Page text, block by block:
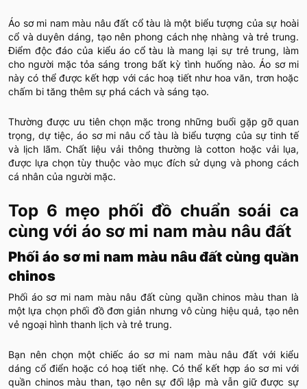
Áo sơ mi nam màu nâu đất cổ tàu là một biểu tượng của sự hoài
cổ và duyên dáng, tạo nên phong cách nhẹ nhàng và trẻ trung.
Điểm độc đáo của kiểu áo cổ tàu là mang lại sự trẻ trung, làm
cho người mặc tỏa sáng trong bất kỳ tình huống nào. Áo sơ mi
này có thể được kết hợp với các hoạ tiết như hoa văn, trơn hoặc
chấm bi tăng thêm sự phá cách và sáng tạo.
Thường được ưu tiên chọn mặc trong những buổi gặp gỡ quan
trọng, dự tiệc, áo sơ mi nâu cổ tàu là biểu tượng của sự tinh tế
và lịch lãm. Chất liệu vải thông thường là cotton hoặc vải lụa,
được lựa chọn tùy thuộc vào mục đích sử dụng và phong cách
cá nhân của người mặc.
Top 6 mẹo phối đồ chuẩn soái ca
cùng với áo sơ mi nam màu nâu đất
Phối áo sơ mi nam màu nâu đất cùng quần
chinos
Phối áo sơ mi nam màu nâu đất cùng quần chinos màu than là
một lựa chọn phối đồ đơn giản nhưng vô cùng hiệu quả, tạo nên
vẻ ngoại hình thanh lịch và trẻ trung.
Bạn nên chọn một chiếc áo sơ mi nam màu nâu đất với kiểu
dáng cổ điển hoặc có hoạ tiết nhẹ. Có thể kết hợp áo sơ mi với
quần chinos màu than, tạo nên sự đối lập mà vẫn giữ được sự